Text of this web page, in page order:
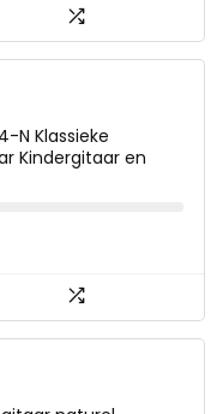
N Klassieke
Kindergitaar en